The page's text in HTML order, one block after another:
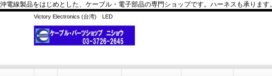
沖電線製品をはじめとした、ケーブル・電子部品の専門ショップです。ハーネスも承りま
Victory Electronics (台湾) LED